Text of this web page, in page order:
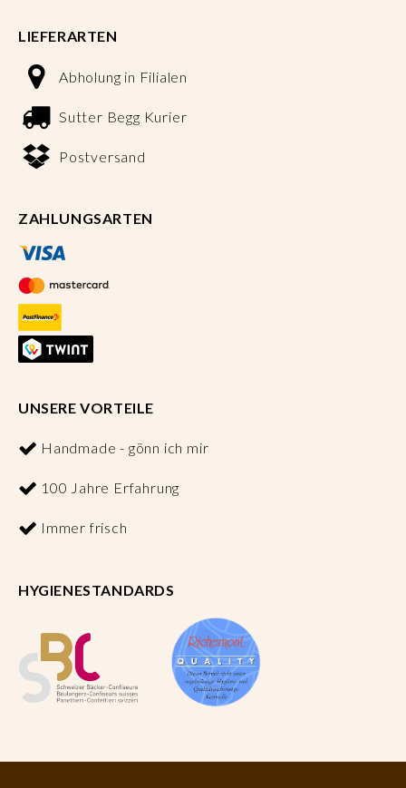
LIEFERARTEN
Abholung in Filialen
Sutter Begg Kurier
Postversand
ZAHLUNGSARTEN
UNSERE VORTEILE
Handmade - gönn ich mir
100 Jahre Erfahrung
Immer frisch
HYGIENESTANDARDS